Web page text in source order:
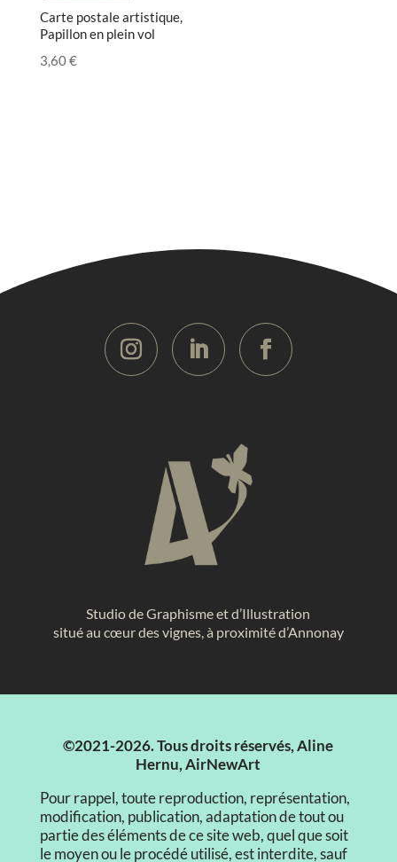
Carte postale artistique,
Papillon en plein vol
3,60€
Studio de Graphisme et d’Illustration
situé au cœur des vignes, à proximité d’Annonay
©2021-2026. Tous droits réservés, Aline
Hernu, AirNewArt
Pour rappel, toute reproduction, représentation,
modification, publication, adaptation de tout ou
partie des éléments de ce site web, quel que soit
le moyen ou le procédé utilisé, est interdite, sauf